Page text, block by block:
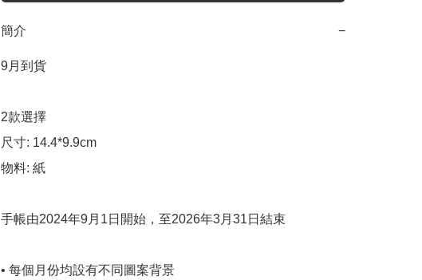
簡介 −
9月到貨
2款選擇
尺寸: 14.4*9.9cm
物料: 紙
手帳由2024年9月1日開始，至2026年3月31日結束
• 每個月份均設有不同圖案背景